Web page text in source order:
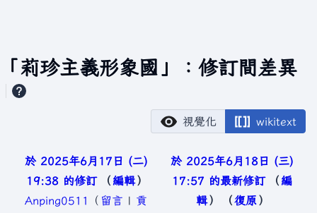
「莉珍主義形象國」：修訂間差異
視覺化 wikitext
於 2025年6月17日 (二)
19:38 的修訂
編輯
Anping0511
（ 留言 | 貢
於 2025年6月18日 (三)
17:57 的最新修訂
編
輯
復原